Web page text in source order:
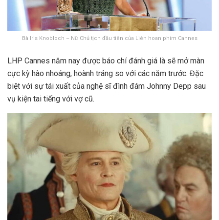
Bà Iris Knobloch – Nữ Chủ tịch đầu tiên của Liên hoan phim Cannes
LHP Cannes năm nay được báo chí đánh giá là sẽ mở màn
cực kỳ hào nhoáng, hoành tráng so với các năm trước. Đặc
biệt với sự tái xuất của nghệ sĩ đình đám Johnny Depp sau
vụ kiện tai tiếng với vợ cũ.